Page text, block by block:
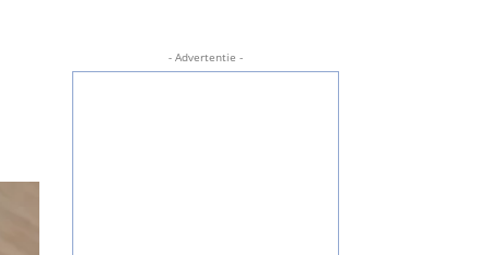
- Advertentie -